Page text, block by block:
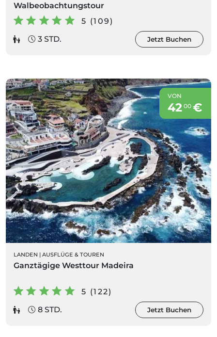
Walbeobachtungstour
5 (109)
3 STD.
Jetzt Buchen
VON
42 00€
LANDEN | AUSFLÜGE & TOUREN
Ganztägige Westtour Madeira
5 (122)
8 STD.
Jetzt Buchen